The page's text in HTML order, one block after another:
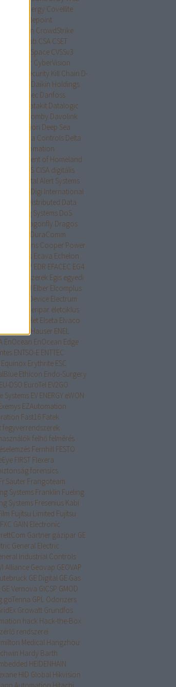
CosmicEnergy Covellite
Cradlepoint
Crestron CrowdStrike
CrySys Lab CSA CSET
CubeSpace CVSSv3
CyberVision
Cyber Security Kill Chain D-
Daikin Holdings
Danelec Danfoss
Datakit Datalogic
David Fromby Davolink
inspection Deep Sea
Delta Controls Delta
Automation
Department of Homeland
DHS CISA digitális
Digital Alert Systems
Digi International
Distributed Data
Voting Systems DoS
Dragonfly Dragos
DuraComm
Eatons Cooper Power
Systems Ecava Echelon
EDP EDR EFACEC EG4
rendszerek Egis egyedi
EirGrid Elber Elcomplus
Device Electrum
élelmiszeripar életciklus
rendelet Elseta Elvaco
Endress+Hauser ENEL
EnOcean EnOcean Edge
ENTSO-E ENTTEC
Equinox Erythrite ESC
Ethicon Endo-Surgery
EU-DSO EuroTel EV2GO
Systems EV ENERGY eWON
EZAutomation
Fast16 Fatek
fegyverrendszerek
felhő felmérés
Fernhill FESTO
FIRST Flexera
forensics
Frangoteam
Systems Franklin Fueling
Systems Fresenius Kabi
Fujitsu Limited Fujitsu
FXC GAIN Electronic
Gartner gázipar GE
General Electric
Industrial Controls
Alliance Geovap GEOVAP
GE Digital GE Gas
GE Vernova GICSP GMOD
goTenna GPL Odorizers
Growatt Grundfos
hack Hack-the-Box
rendszerei
Medical Hangzhou
Hardy Barth
HEIDENHAIN
HID Global Hikvision